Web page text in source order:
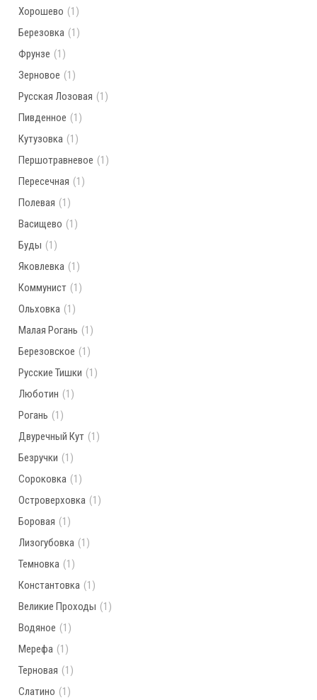
Хорошево (1)
Березовка (1)
Фрунзе (1)
Зерновое (1)
Русская Лозовая (1)
Пивденное (1)
Кутузовка (1)
Першотравневое (1)
Пересечная (1)
Полевая (1)
Васищево (1)
Буды (1)
Яковлевка (1)
Коммунист (1)
Ольховка (1)
Малая Рогань (1)
Березовское (1)
Русские Тишки (1)
Люботин (1)
Рогань (1)
Двуречный Кут (1)
Безручки (1)
Сороковка (1)
Островерховка (1)
Боровая (1)
Лизогубовка (1)
Темновка (1)
Константовка (1)
Великие Проходы (1)
Водяное (1)
Мерефа (1)
Терновая (1)
Слатино (1)